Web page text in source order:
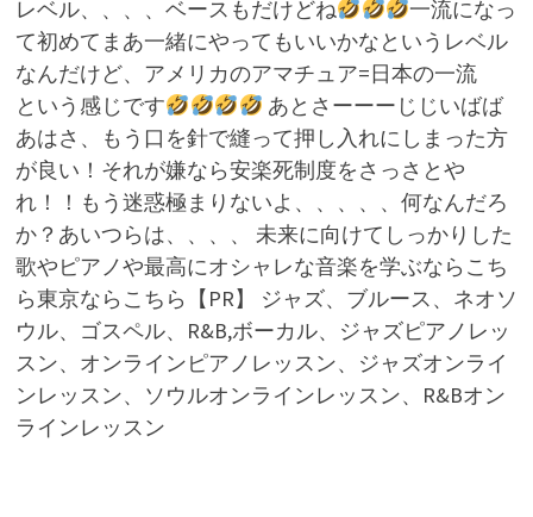
レベル、、、、ベースもだけどね
一流になっ
て初めてまあ一緒にやってもいいかなというレベル
なんだけど、アメリカのアマチュア=日本の一流
という感じです
あとさーーーじじいばば
あはさ、もう口を針で縫って押し入れにしまった方
が良い！それが嫌なら安楽死制度をさっさとや
れ！！もう迷惑極まりないよ、、、、、何なんだろ
か？あいつらは、、、、 未来に向けてしっかりした
歌やピアノや最高にオシャレな音楽を学ぶならこち
ら東京ならこちら【PR】 ジャズ、ブルース、ネオソ
ウル、ゴスペル、R&B,ボーカル、ジャズピアノレッ
スン、オンラインピアノレッスン、ジャズオンライ
ンレッスン、ソウルオンラインレッスン、R&Bオン
ラインレッスン